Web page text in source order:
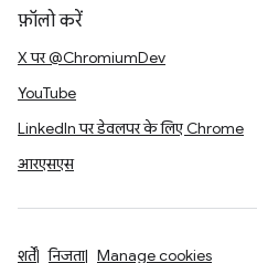
फ़ॉलो करें
X पर @ChromiumDev
YouTube
LinkedIn पर डेवलपर के लिए Chrome
आरएसएस
शर्तें निजता Manage cookies